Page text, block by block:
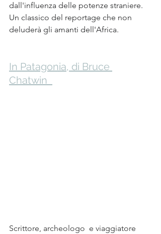
dall'influenza delle potenze straniere.
Un classico del reportage che non
deluderà gli amanti dell'Africa.
In Patagonia, di Bruce
Chatwin
Scrittore, archeologo  e viaggiatore